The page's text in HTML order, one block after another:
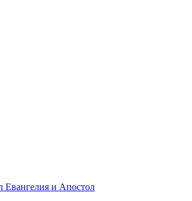
Евангелия и Апостол